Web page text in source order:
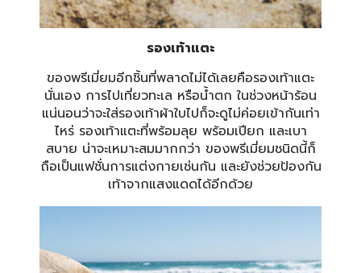
รองเท้าแตะ
ของพรีเมี่ยมอีกชิ้นที่พลาดไม่ได้เลยคือรองเท้าแตะ
นั่นเอง การไปเที่ยวทะเล หรือน้ำตก ในช่วงหน้าร้อน
แน่นอนว่าจะใส่รองเท้าผ้าใบไปก็จะดูไม่ค่อยเข้ากันเท่า
ไหร่ รองเท้าแตะที่พร้อมลุย พร้อมเปียก และเบา
สบาย น่าจะเหมาะสมมากกว่า ของพรีเมี่ยมชนิดนี้ก็
ถือเป็นแฟชั่นการแต่งกายเช่นกัน และยังช่วยป้องกัน
เท้าจากแสงแดดได้อีกด้วย